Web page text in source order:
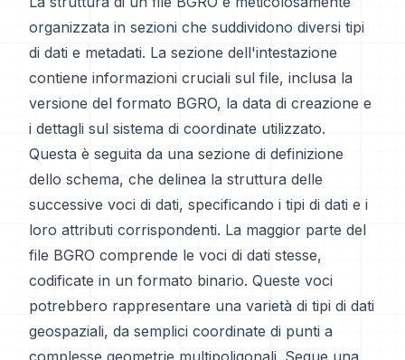
organizzata in sezioni che suddividono diversi tipi
di dati e metadati. La sezione dell'intestazione
contiene informazioni cruciali sul file, inclusa la
versione del formato BGRO, la data di creazione e
i dettagli sul sistema di coordinate utilizzato.
Questa è seguita da una sezione di definizione
dello schema, che delinea la struttura delle
successive voci di dati, specificando i tipi di dati e i
loro attributi corrispondenti. La maggior parte del
file BGRO comprende le voci di dati stesse,
codificate in un formato binario. Queste voci
potrebbero rappresentare una varietà di tipi di dati
geospaziali, da semplici coordinate di punti a
complesse geometrie multipoligonali. Segue una